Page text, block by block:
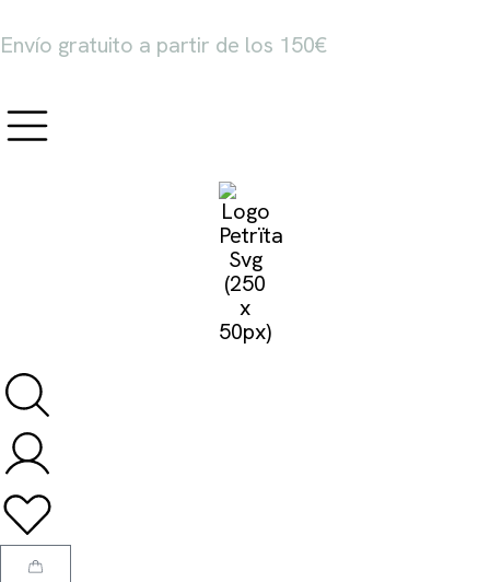
Envío gratuito a partir de los 150€